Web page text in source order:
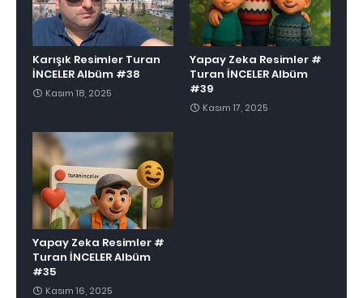
Karışık Resimler Turan
İNCELER Albüm #38
Kasım 18, 2025
Yapay Zeka Resimler #
Turan İNCELER Albüm
#39
Kasım 17, 2025
Yapay Zeka Resimler #
Turan İNCELER Albüm
#35
Kasım 16, 2025